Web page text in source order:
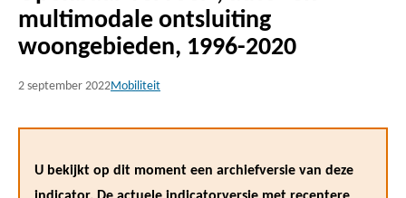
multimodale ontsluiting
woongebieden, 1996-2020
2 september 2022Mobiliteit
U bekijkt op dit moment een archiefversie van deze